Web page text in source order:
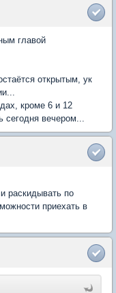
главой
открытым, ук
кроме 6 и 12
сегодня вечером...
раскидывать по
приехать в